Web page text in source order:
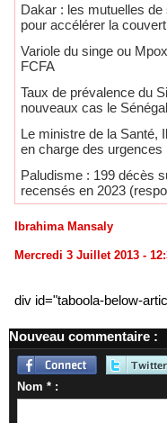
​Dakar : les mutuelles
pour accélérer la
Variole du singe ou
FCFA
Taux de prévalence du
nouveaux cas le
Le ministre de la Santé,
en charge des urgences
Paludisme : 199 décès
recensés en 2023
Ibrahima Mansaly
Mercredi 3 Juillet 2013 -
div id="taboola-below-
Nouveau commentaire :
Nom * :